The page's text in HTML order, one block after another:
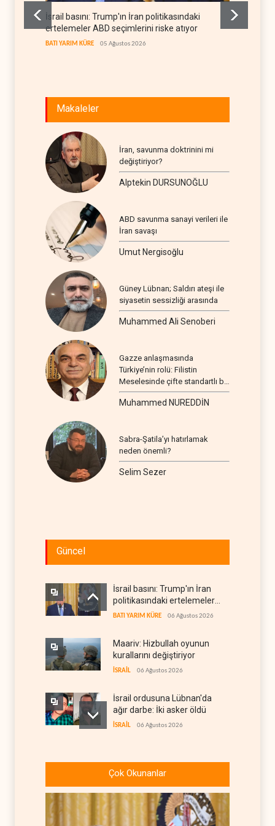
İsrail basını: Trump'ın İran politikasındaki
ertelemeler ABD seçimlerini riske atıyor
BATI YARIM KÜRE 05 Ağustos 2026
Makaleler
İran, savunma doktrinini mi
değiştiriyor?
Alptekin DURSUNOĞLU
ABD savunma sanayi verileri ile
İran savaşı
Umut Nergisoğlu
Güney Lübnan; Saldırı ateşi ile
siyasetin sessizliği arasında
Muhammed Ali Senoberi
Gazze anlaşmasında
Türkiye’nin rolü: Filistin
Meselesinde çifte standartlı bir
seyir
Muhammed NUREDDİN
Sabra-Şatila’yı hatırlamak
neden önemli?
Selim Sezer
Güncel
İsrail basını: Trump'ın İran
politikasındaki ertelemeler
ABD seçimlerini riske atıyor
BATI YARIM KÜRE 06 Ağustos 2026
Maariv: Hizbullah oyunun
kurallarını değiştiriyor
İSRAİL 06 Ağustos 2026
İsrail ordusuna Lübnan'da
ağır darbe: İki asker öldü
İSRAİL 06 Ağustos 2026
güneyindeki Mansuri için
tahliye çağrısı
İran ile Umman, Hürmüz'de
yeni düzen için son
Çok Okunanlar